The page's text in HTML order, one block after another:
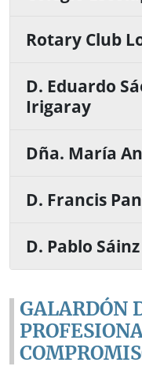
Rotary Club
D. Eduardo
Irigaray
Dña. María
D. Francis
D. Pablo
GALARDÓN